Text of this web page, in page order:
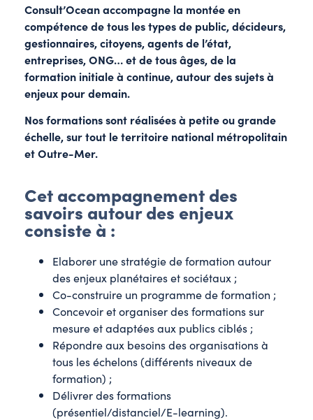
Consult’Ocean accompagne la montée en
compétence de tous les types de public, décideurs,
gestionnaires, citoyens, agents de l’état,
entreprises, ONG… et de tous âges, de la
formation initiale à continue, autour des sujets à
enjeux pour demain.
Nos formations sont réalisées à petite ou grande
échelle, sur tout le territoire national métropolitain
et Outre-Mer.
Cet accompagnement des
savoirs autour des enjeux
consiste à :
Elaborer une stratégie de formation autour
des enjeux planétaires et sociétaux ;
Co-construire un programme de formation ;
Concevoir et organiser des formations sur
mesure et adaptées aux publics ciblés ;
Répondre aux besoins des organisations à
tous les échelons (différents niveaux de
formation) ;
Délivrer des formations
(présentiel/distanciel/E-learning).